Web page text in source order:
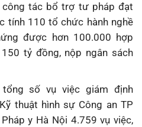
công tác bổ trợ tư pháp đạt
tính 110 tổ chức hành nghề
được hơn 100.000 hợp
tỷ đồng, nộp ngân sách
số vụ việc giám định
thuật hình sự Công an TP
y Hà Nội 4.759 vụ việc,